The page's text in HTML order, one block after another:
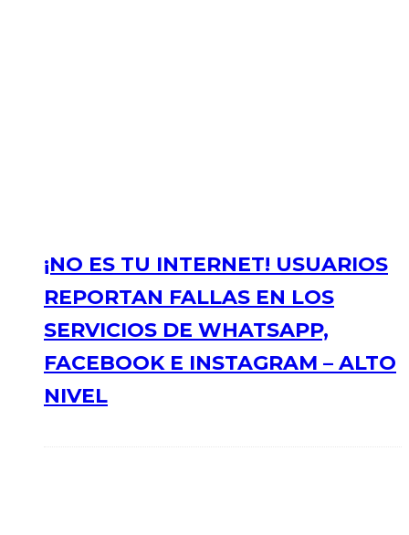
¡NO ES TU INTERNET! USUARIOS
REPORTAN FALLAS EN LOS
SERVICIOS DE WHATSAPP,
FACEBOOK E INSTAGRAM – ALTO
NIVEL